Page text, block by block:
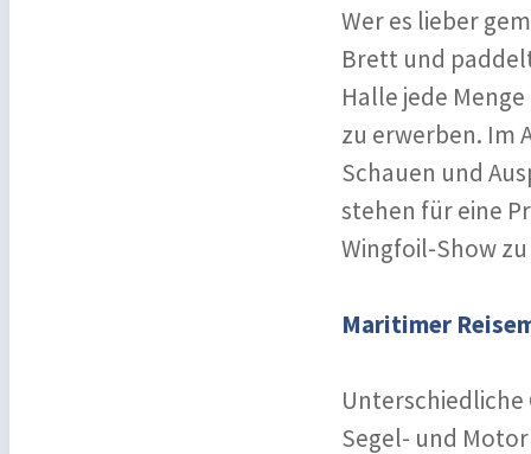
Wer es lieber
Brett und
Halle jede
zu erwerben. Im
Schauen und
stehen für eine
Wingfoil-Show
Maritimer
Segel- und